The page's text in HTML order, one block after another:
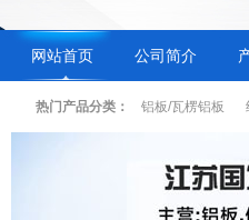
网站首页 公司简介
热门产品分类： 铝板/瓦楞铝板